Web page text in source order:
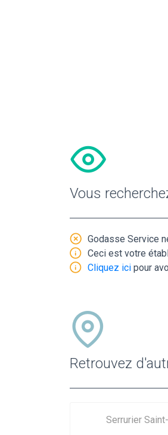
Vous
Godasse Service
Ceci est votre
Cliquez ici pour
Retrouvez
Serrurier